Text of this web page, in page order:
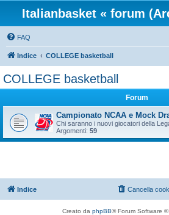
Italianbasket « forum
FAQ
Indice COLLEGE basketball
COLLEGE basketball
Forum
Campionato NCAA e Mock
Chi saranno i nuovi giocatori della
Argomenti: 59
Indice Cancella
Creato da phpBB® Forum Software